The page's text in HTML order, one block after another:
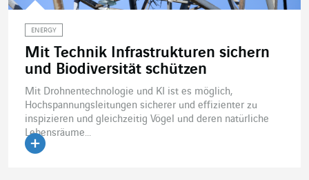
ENERGY
Mit Technik Infrastrukturen sichern
und Biodiversität schützen
Mit Drohnentechnologie und KI ist es möglich,
Hochspannungsleitungen sicherer und effizienter zu
inspizieren und gleichzeitig Vögel und deren natürliche
Lebensräume...